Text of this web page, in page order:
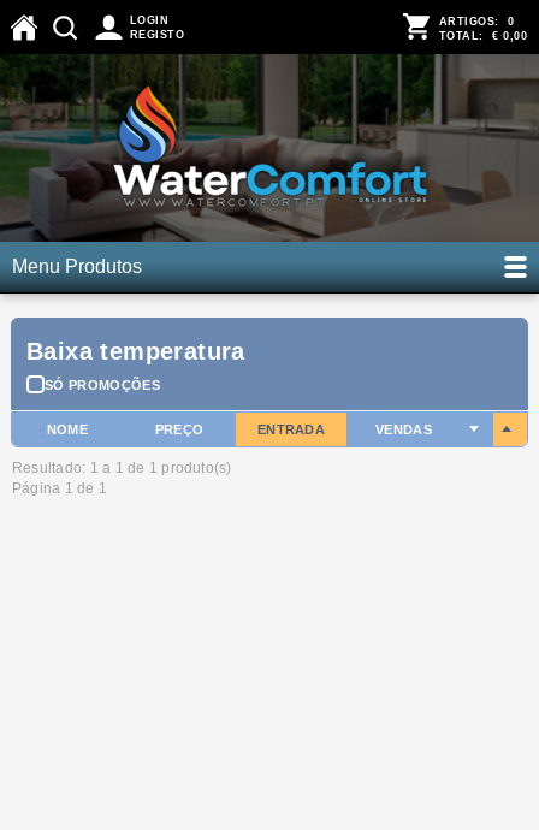
LOGIN
REGISTO
ARTIGOS: 0
TOTAL: € 0,00
Menu Produtos
Baixa temperatura
SÓ PROMOÇÕES
NOME PREÇO ENTRADA VENDAS
Resultado: 1 a 1 de 1 produto(s)
Página 1 de 1